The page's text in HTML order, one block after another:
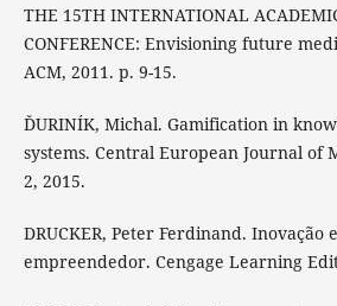
THE 15TH INTERNATIONAL
CONFERENCE: Envisioning future
ACM, 2011. p. 9-15.
ĎURINÍK, Michal. Gamification in
systems. Central European Journal of
2, 2015.
DRUCKER, Peter Ferdinand. Inovação
empreendedor. Cengage Learning